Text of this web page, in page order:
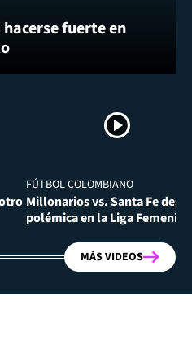
fuerte en
FÚTBOL COLOMBIANO
Millonarios vs. Santa Fe
polémica en la Liga Femenina
MÁS VIDEOS